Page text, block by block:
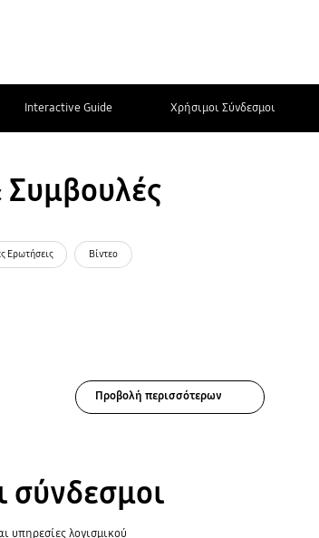
Interactive Guide Χρήσιμοι Σύνδεσμοι
Συμβουλές
Ερωτήσεις Βίντεο
Προβολή περισσότερων
σύνδεσμοι
υπηρεσίες λογισμικού